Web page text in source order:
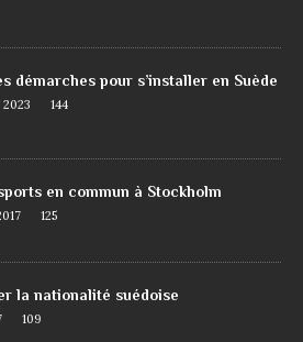
démarches pour s’installer en Suède
144
en commun à Stockholm
125
la nationalité suédoise
109